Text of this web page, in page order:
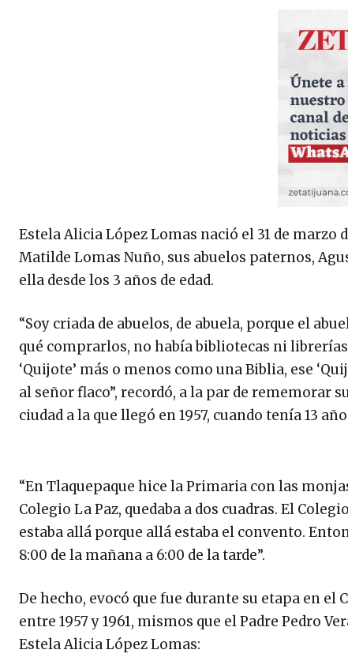
Estela Alicia López Lomas nació el 31 de marzo
Matilde Lomas Nuño, sus abuelos paternos,
ella desde los 3 años de edad.
“Soy criada de abuelos, de abuela, porque el
qué comprarlos, no había bibliotecas ni
‘Quijote’ más o menos como una Biblia, ese
al señor flaco”, recordó, a la par de rememorar
ciudad a la que llegó en 1957, cuando tenía 13
“En Tlaquepaque hice la Primaria con las
Colegio La Paz, quedaba a dos cuadras. El
estaba allá porque allá estaba el convento.
8:00 de la mañana a 6:00 de la tarde”.
De hecho, evocó que fue durante su etapa en
entre 1957 y 1961, mismos que el Padre Pedro
Estela Alicia López Lomas: